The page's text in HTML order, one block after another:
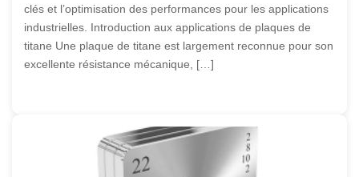
clés et l’optimisation des performances pour les applications
industrielles. Introduction aux applications de plaques de
titane Une plaque de titane est largement reconnue pour son
excellente résistance mécanique, […]